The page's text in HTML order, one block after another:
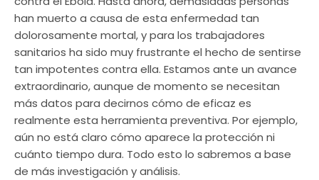
han muerto a causa de esta enfermedad tan
dolorosamente mortal, y para los trabajadores
sanitarios ha sido muy frustrante el hecho de sentirse
tan impotentes contra ella. Estamos ante un avance
extraordinario, aunque de momento se necesitan
más datos para decirnos cómo de eficaz es
realmente esta herramienta preventiva. Por ejemplo,
aún no está claro cómo aparece la protección ni
cuánto tiempo dura. Todo esto lo sabremos a base
de más investigación y análisis.